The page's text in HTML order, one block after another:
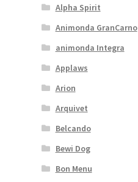
Alpha Spirit
Animonda GranCarno
animonda Integra
Applaws
Arion
Arquivet
Belcando
Bewi Dog
Bon Menu